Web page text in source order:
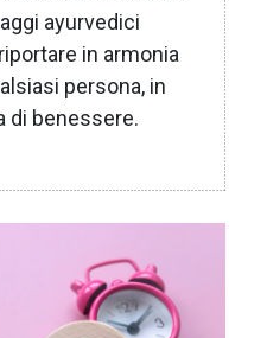
ayurvedici
in armonia
persona, in
di benessere.